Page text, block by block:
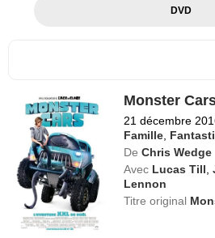
DVD
Monster
21 décembre
Famille,
De Chris Wedge
Avec Lucas Till,
Lennon
Titre original